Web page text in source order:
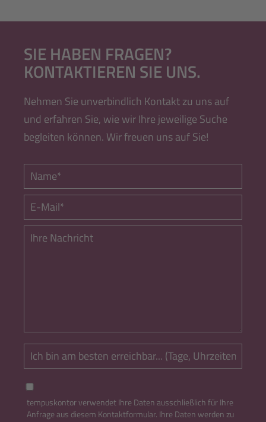
SIE HABEN FRAGEN?
KONTAKTIEREN SIE UNS.
Nehmen Sie unverbindlich Kontakt zu uns auf
und erfahren Sie, wie wir Ihre jeweilige Suche
begleiten können. Wir freuen uns auf Sie!
tempuskontor verwendet Ihre Daten ausschließlich für Ihre
Anfrage aus diesem Kontaktformular. Ihre Daten werden zu